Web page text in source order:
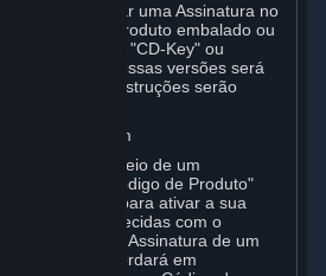
ou solicitar uma Assinatura no
de versões do produto embalado ou
Valve. A "CD-Key" ou
acompanha essas versões será
Mais instruções serão
do Steam
por meio de um
da Valve. O "Código de Produto"
será usado para ativar a sua
serão fornecidas com o
você pedir uma Assinatura de um
da Valve, concordará em